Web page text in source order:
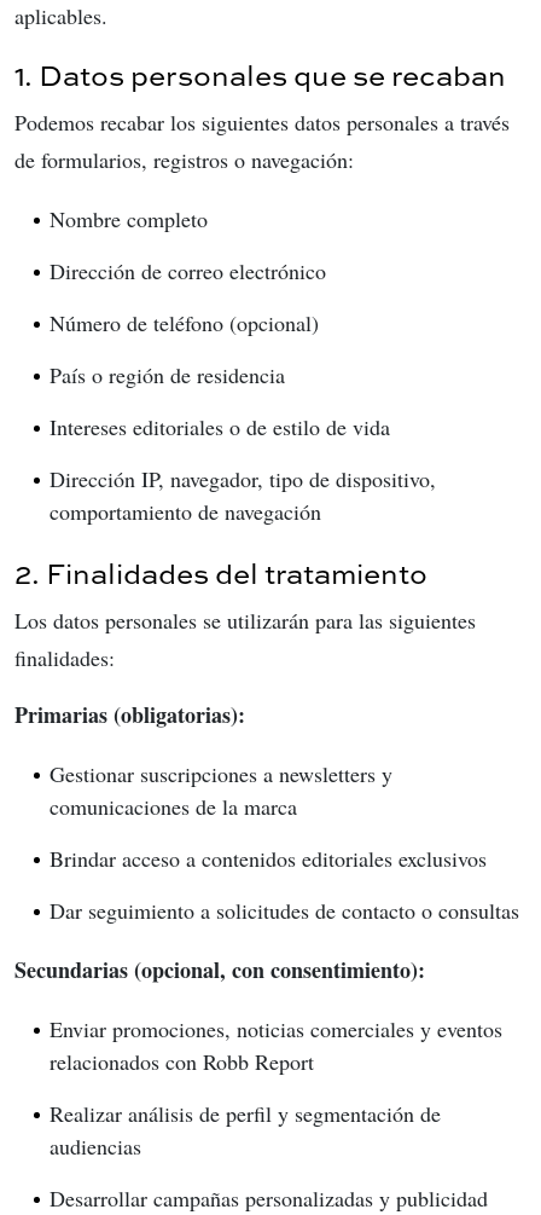
aplicables.
1. Datos personales que se recaban
Podemos recabar los siguientes datos personales a través
de formularios, registros o navegación:
Nombre completo
Dirección de correo electrónico
Número de teléfono (opcional)
País o región de residencia
Intereses editoriales o de estilo de vida
Dirección IP, navegador, tipo de dispositivo,
comportamiento de navegación
2. Finalidades del tratamiento
Los datos personales se utilizarán para las siguientes
finalidades:
Primarias (obligatorias):
Gestionar suscripciones a newsletters y
comunicaciones de la marca
Brindar acceso a contenidos editoriales exclusivos
Dar seguimiento a solicitudes de contacto o consultas
Secundarias (opcional, con consentimiento):
Enviar promociones, noticias comerciales y eventos
relacionados con Robb Report
Realizar análisis de perfil y segmentación de
audiencias
Desarrollar campañas personalizadas y publicidad